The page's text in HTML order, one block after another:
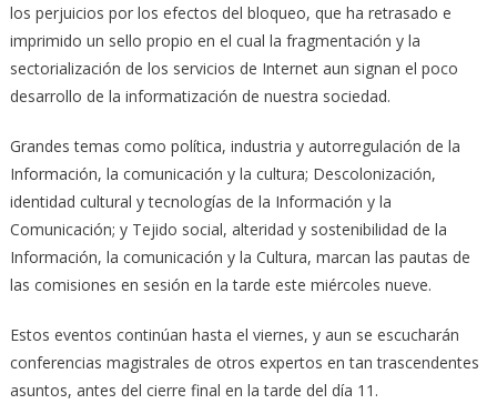
los perjuicios por los efectos del bloqueo, que ha retrasado e
imprimido un sello propio en el cual la fragmentación y la
sectorialización de los servicios de Internet aun signan el poco
desarrollo de la informatización de nuestra sociedad.
Grandes temas como política, industria y autorregulación de la
Información, la comunicación y la cultura; Descolonización,
identidad cultural y tecnologías de la Información y la
Comunicación; y Tejido social, alteridad y sostenibilidad de la
Información, la comunicación y la Cultura, marcan las pautas de
las comisiones en sesión en la tarde este miércoles nueve.
Estos eventos continúan hasta el viernes, y aun se escucharán
conferencias magistrales de otros expertos en tan trascendentes
asuntos, antes del cierre final en la tarde del día 11.